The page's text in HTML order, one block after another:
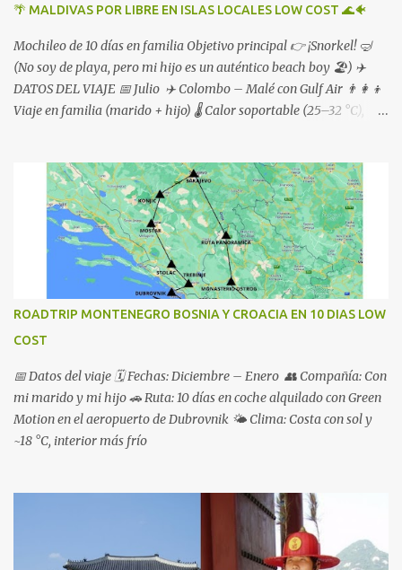
🌴 MALDIVAS POR LIBRE EN ISLAS LOCALES LOW COST 🌊🐠
Mochileo de 10 días en familia Objetivo principal 👉 ¡Snorkel! 🤿
(No soy de playa, pero mi hijo es un auténtico beach boy 🏖️) ✈️
DATOS DEL VIAJE 📅 Julio ✈️ Colombo – Malé con Gulf Air 👨‍👩‍👦
Viaje en familia (marido + hijo) 🌡️ Calor soportable (25–32 °C),
ROADTRIP MONTENEGRO BOSNIA Y CROACIA EN 10 DIAS LOW
COST
📅 Datos del viaje 🗓️ Fechas: Diciembre – Enero 👥 Compañía: Con
mi marido y mi hijo 🚗 Ruta: 10 días en coche alquilado con Green
Motion en el aeropuerto de Dubrovnik 🌤️ Clima: Costa con sol y
~18 °C, interior más frío